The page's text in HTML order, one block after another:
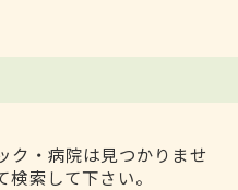
ク・病院は見つかりませ
索して下さい。